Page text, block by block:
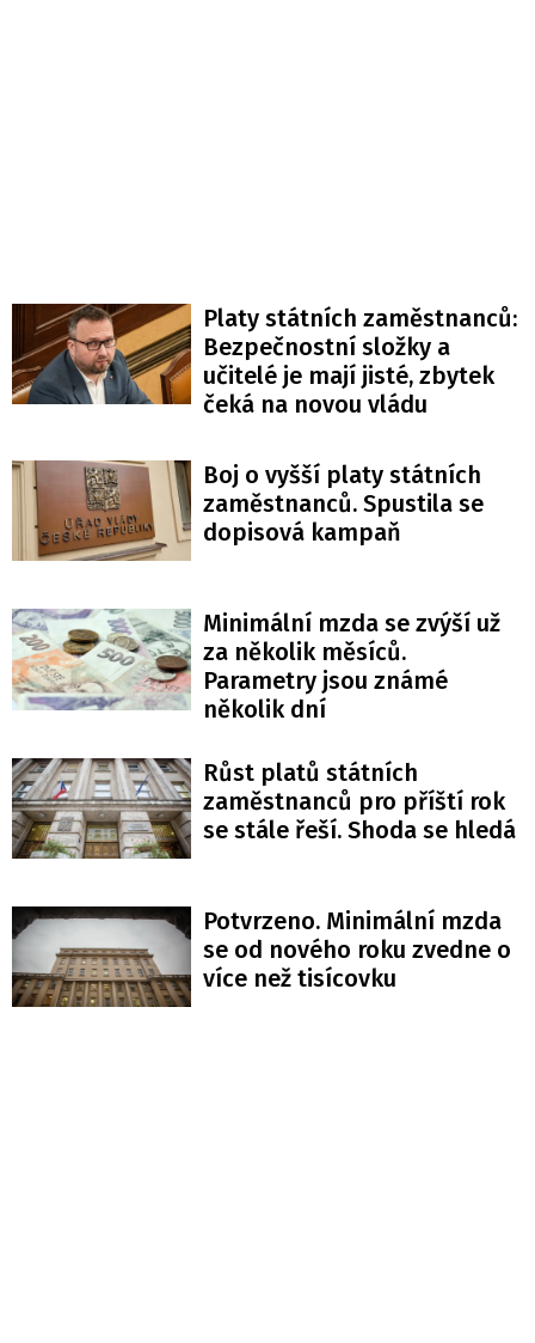
Platy státních zaměstnanců:
Bezpečnostní složky a
učitelé je mají jisté, zbytek
čeká na novou vládu
Boj o vyšší platy státních
zaměstnanců. Spustila se
dopisová kampaň
Minimální mzda se zvýší už
za několik měsíců.
Parametry jsou známé
několik dní
Růst platů státních
zaměstnanců pro příští rok
se stále řeší. Shoda se hledá
Potvrzeno. Minimální mzda
se od nového roku zvedne o
více než tisícovku